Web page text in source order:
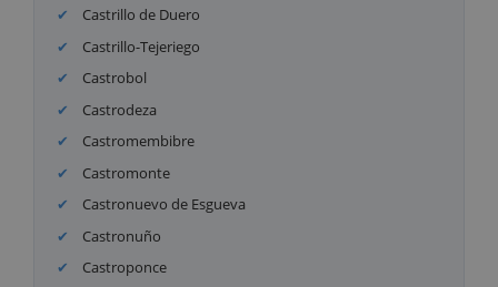
Castrillo de Duero
Castrillo-Tejeriego
Castrobol
Castrodeza
Castromembibre
Castromonte
Castronuevo de Esgueva
Castronuño
Castroponce